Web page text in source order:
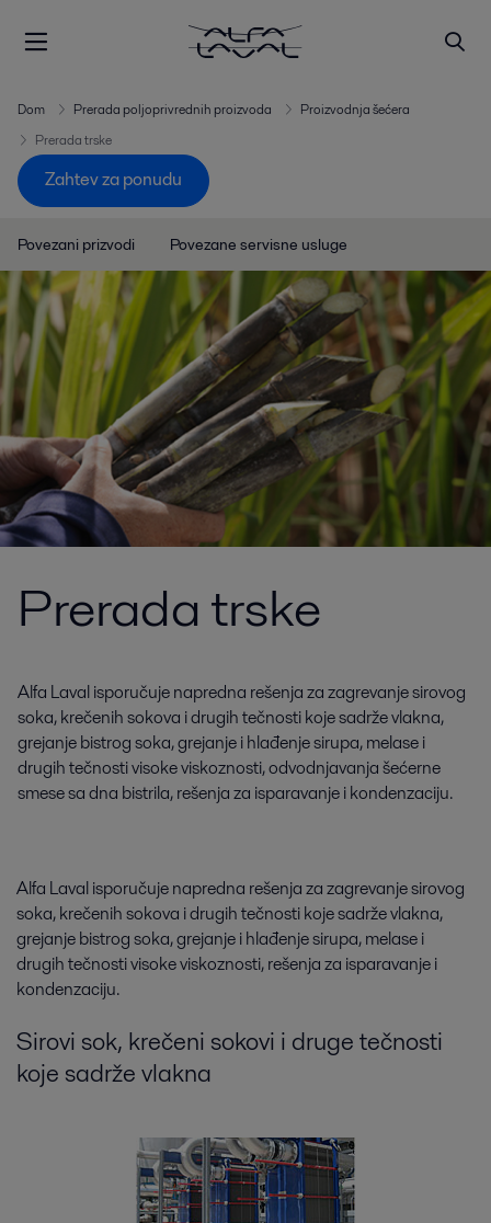
Dom Prerada poljoprivrednih proizvoda
Proizvodnja šećera
Prerada trske
Zahtev za ponudu
Povezani prizvodi Povezane servisne usluge
Prerada trske
Alfa Laval isporučuje napredna rešenja za zagrevanje sirovog
soka, krečenih sokova i drugih tečnosti koje sadrže vlakna,
grejanje bistrog soka, grejanje i hlađenje sirupa, melase i
drugih tečnosti visoke viskoznosti, odvodnjavanja šećerne
smese sa dna bistrila, rešenja za isparavanje i kondenzaciju.
Alfa Laval isporučuje napredna rešenja za zagrevanje sirovog
soka, krečenih sokova i drugih tečnosti koje sadrže vlakna,
grejanje bistrog soka, grejanje i hlađenje sirupa, melase i
drugih tečnosti visoke viskoznosti, rešenja za isparavanje i
kondenzaciju.
Sirovi sok, krečeni sokovi i druge tečnosti
koje sadrže vlakna